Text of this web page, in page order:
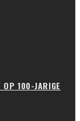
OP 100-JARIGE